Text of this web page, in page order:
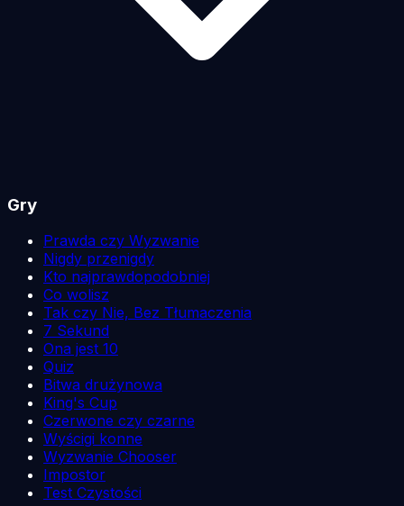
Gry
Prawda czy Wyzwanie
Nigdy przenigdy
Kto najprawdopodobniej
Co wolisz
Tak czy Nie, Bez Tłumaczenia
7 Sekund
Ona jest 10
Quiz
Bitwa drużynowa
King's Cup
Czerwone czy czarne
Wyścigi konne
Wyzwanie Chooser
Impostor
Test Czystości